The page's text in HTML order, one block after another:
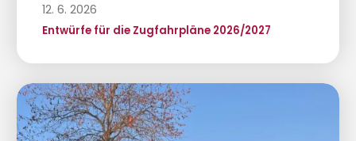
12. 6. 2026
Entwürfe für die Zugfahrpläne 2026/2027